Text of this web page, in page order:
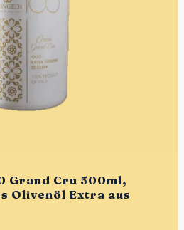
Grand Cru 500ml,
Olivenöl Extra aus